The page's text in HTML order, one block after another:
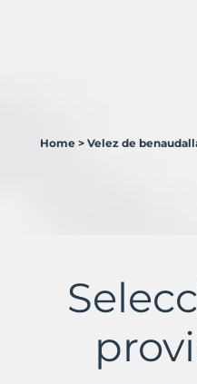
Municipio
Home > Velez de